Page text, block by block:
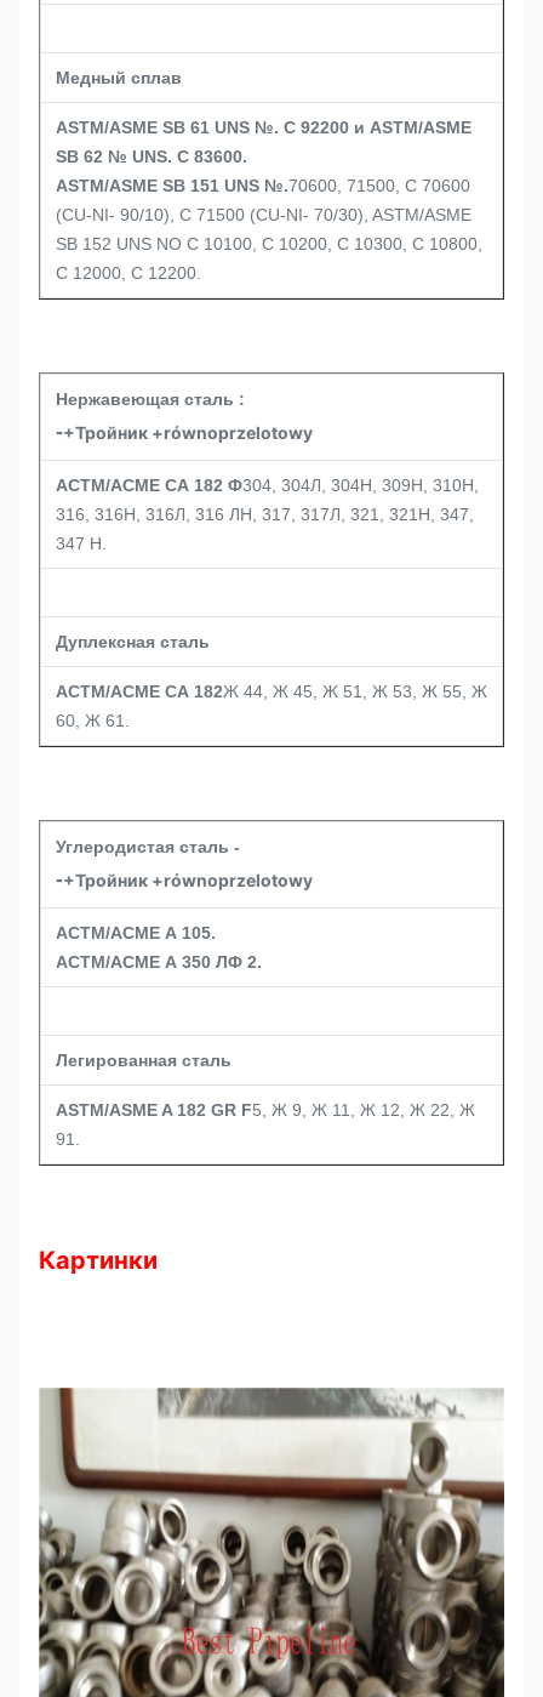
Медный сплав
ASTM/ASME SB 61 UNS №. C 92200 и ASTM/ASME
SB 62 № UNS. С 83600.
ASTM/ASME SB 151 UNS №.70600, 71500, C 70600
(CU-NI- 90/10), C 71500 (CU-NI- 70/30), ASTM/ASME
SB 152 UNS NO C 10100, C 10200, C 10300, C 10800,
C 12000, C 12200.
Нержавеющая сталь :
-+Тройник +równoprzelotowy
АСТМ/АСМЕ СА 182 Ф304, 304Л, 304Н, 309Н, 310Н,
316, 316Н, 316Л, 316 ЛН, 317, 317Л, 321, 321Н, 347,
347 Н.
Дуплексная сталь
АСТМ/АСМЕ СА 182Ж 44, Ж 45, Ж 51, Ж 53, Ж 55, Ж
60, Ж 61.
Углеродистая сталь -
-+Тройник +równoprzelotowy
АСТМ/АСМЕ А 105.
АСТМ/АСМЕ А 350 ЛФ 2.
Легированная сталь
ASTM/ASME A 182 GR F5, Ж 9, Ж 11, Ж 12, Ж 22, Ж
91.
Картинки